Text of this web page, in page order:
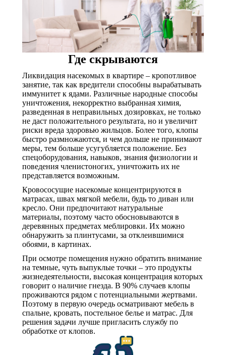
Где скрываются
Ликвидация насекомых в квартире – кропотливое
занятие, так как вредители способны вырабатывать
иммунитет к ядами. Различные народные способы
уничтожения, некорректно выбранная химия,
разведенная в неправильных дозировках, не только
не даст положительного результата, но и увеличит
риски вреда здоровью жильцов. Более того, клопы
быстро размножаются, и чем дольше не принимают
меры, тем больше усугубляется положение. Без
спецоборудования, навыков, знания физиологии и
поведения членистоногих, уничтожить их не
представляется возможным.
Кровососущие насекомые концентрируются в
матрасах, швах мягкой мебели, будь то диван или
кресло. Они предпочитают натуральные
материалы, поэтому часто обосновываются в
деревянных предметах меблировки. Их можно
обнаружить за плинтусами, за отклеившимися
обоями, в картинах.
При осмотре помещения нужно обратить внимание
на темные, чуть выпуклые точки – это продукты
жизнедеятельности, высокая концентрация которых
говорит о наличие гнезда. В 90% случаев клопы
проживаются рядом с потенциальными жертвами.
Поэтому в первую очередь осматривают мебель в
спальне, кровать, постельное белье и матрас. Для
решения задачи лучше пригласить службу по
обработке от клопов.